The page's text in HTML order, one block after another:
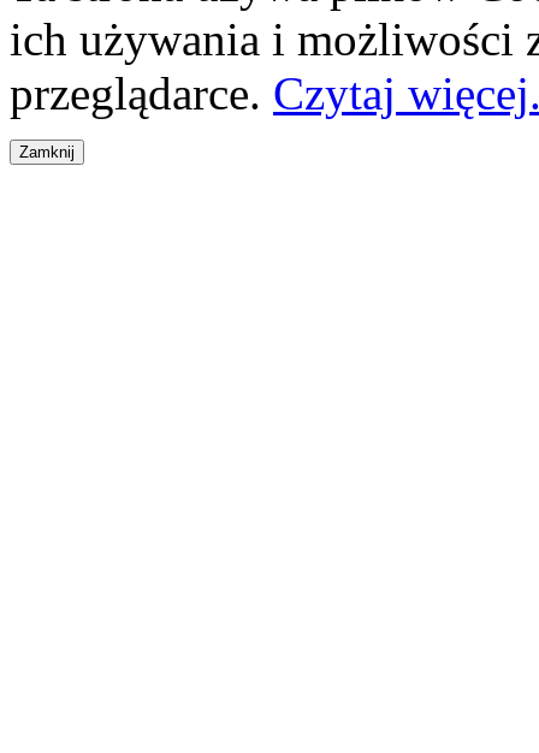
ich używania i możliwości
przeglądarce. Czytaj